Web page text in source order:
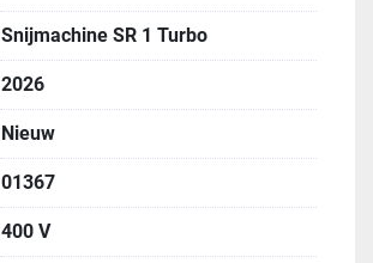
Snijmachine SR 1 Turbo
2026
Nieuw
01367
400 V